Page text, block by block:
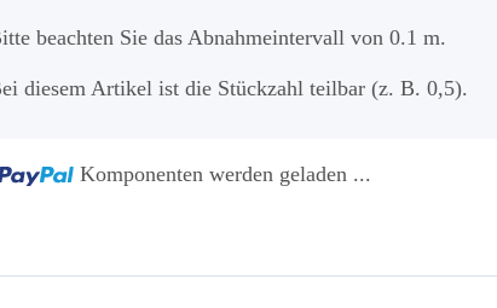
beachten Sie das Abnahmeintervall von 0.1 m.
diesem Artikel ist die Stückzahl teilbar (z. B. 0,5).
Komponenten werden geladen ...